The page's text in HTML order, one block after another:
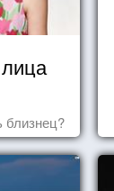
близнец?